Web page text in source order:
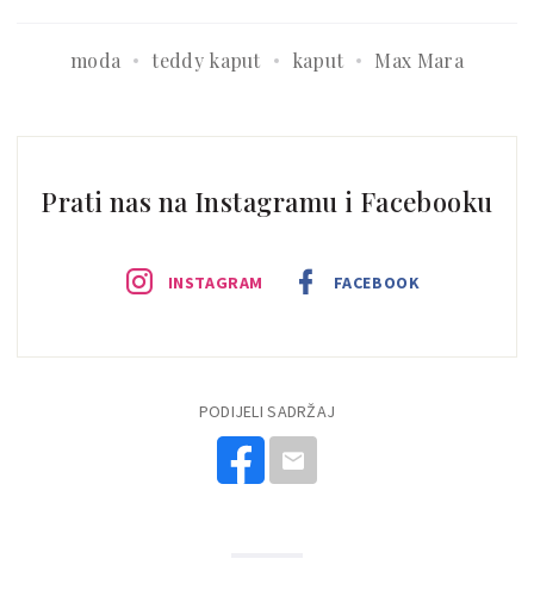
moda teddy kaput kaput Max Mara
Prati nas na Instagramu i Facebooku
INSTAGRAM FACEBOOK
PODIJELI SADRŽAJ